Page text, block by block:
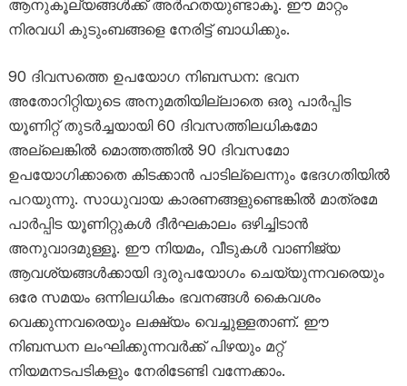
ആനുകൂല്യങ്ങൾക്ക് അർഹതയുണ്ടാകൂ. ഈ മാറ്റം
നിരവധി കുടുംബങ്ങളെ നേരിട്ട് ബാധിക്കും.
90 ദിവസത്തെ ഉപയോഗ നിബന്ധന: ഭവന
അതോറിറ്റിയുടെ അനുമതിയില്ലാതെ ഒരു പാർപ്പിട
യൂണിറ്റ് തുടർച്ചയായി 60 ദിവസത്തിലധികമോ
അല്ലെങ്കിൽ മൊത്തത്തിൽ 90 ദിവസമോ
ഉപയോഗിക്കാതെ കിടക്കാൻ പാടില്ലെന്നും ഭേദഗതിയിൽ
പറയുന്നു. സാധുവായ കാരണങ്ങളുണ്ടെങ്കിൽ മാത്രമേ
പാർപ്പിട യൂണിറ്റുകൾ ദീർഘകാലം ഒഴിച്ചിടാൻ
അനുവാദമുള്ളൂ. ഈ നിയമം, വീടുകൾ വാണിജ്യ
ആവശ്യങ്ങൾക്കായി ദുരുപയോഗം ചെയ്യുന്നവരെയും
ഒരേ സമയം ഒന്നിലധികം ഭവനങ്ങൾ കൈവശം
വെക്കുന്നവരെയും ലക്ഷ്യം വെച്ചുള്ളതാണ്. ഈ
നിബന്ധന ലംഘിക്കുന്നവർക്ക് പിഴയും മറ്റ്
നിയമനടപടികളും നേരിടേണ്ടി വന്നേക്കാം.